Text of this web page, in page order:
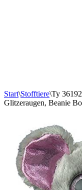
Start\Stofftiere\Ty
Glitzeraugen, Beanie